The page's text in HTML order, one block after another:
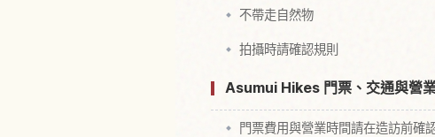
不帶走自然物
拍攝時請確認規則
Asumui Hikes 門票、交通與營
門票費用與營業時間請在造訪前確